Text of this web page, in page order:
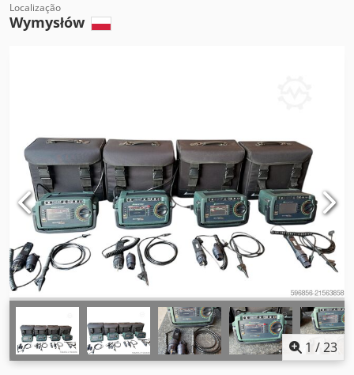
Localização
Wymysłów
1 /23